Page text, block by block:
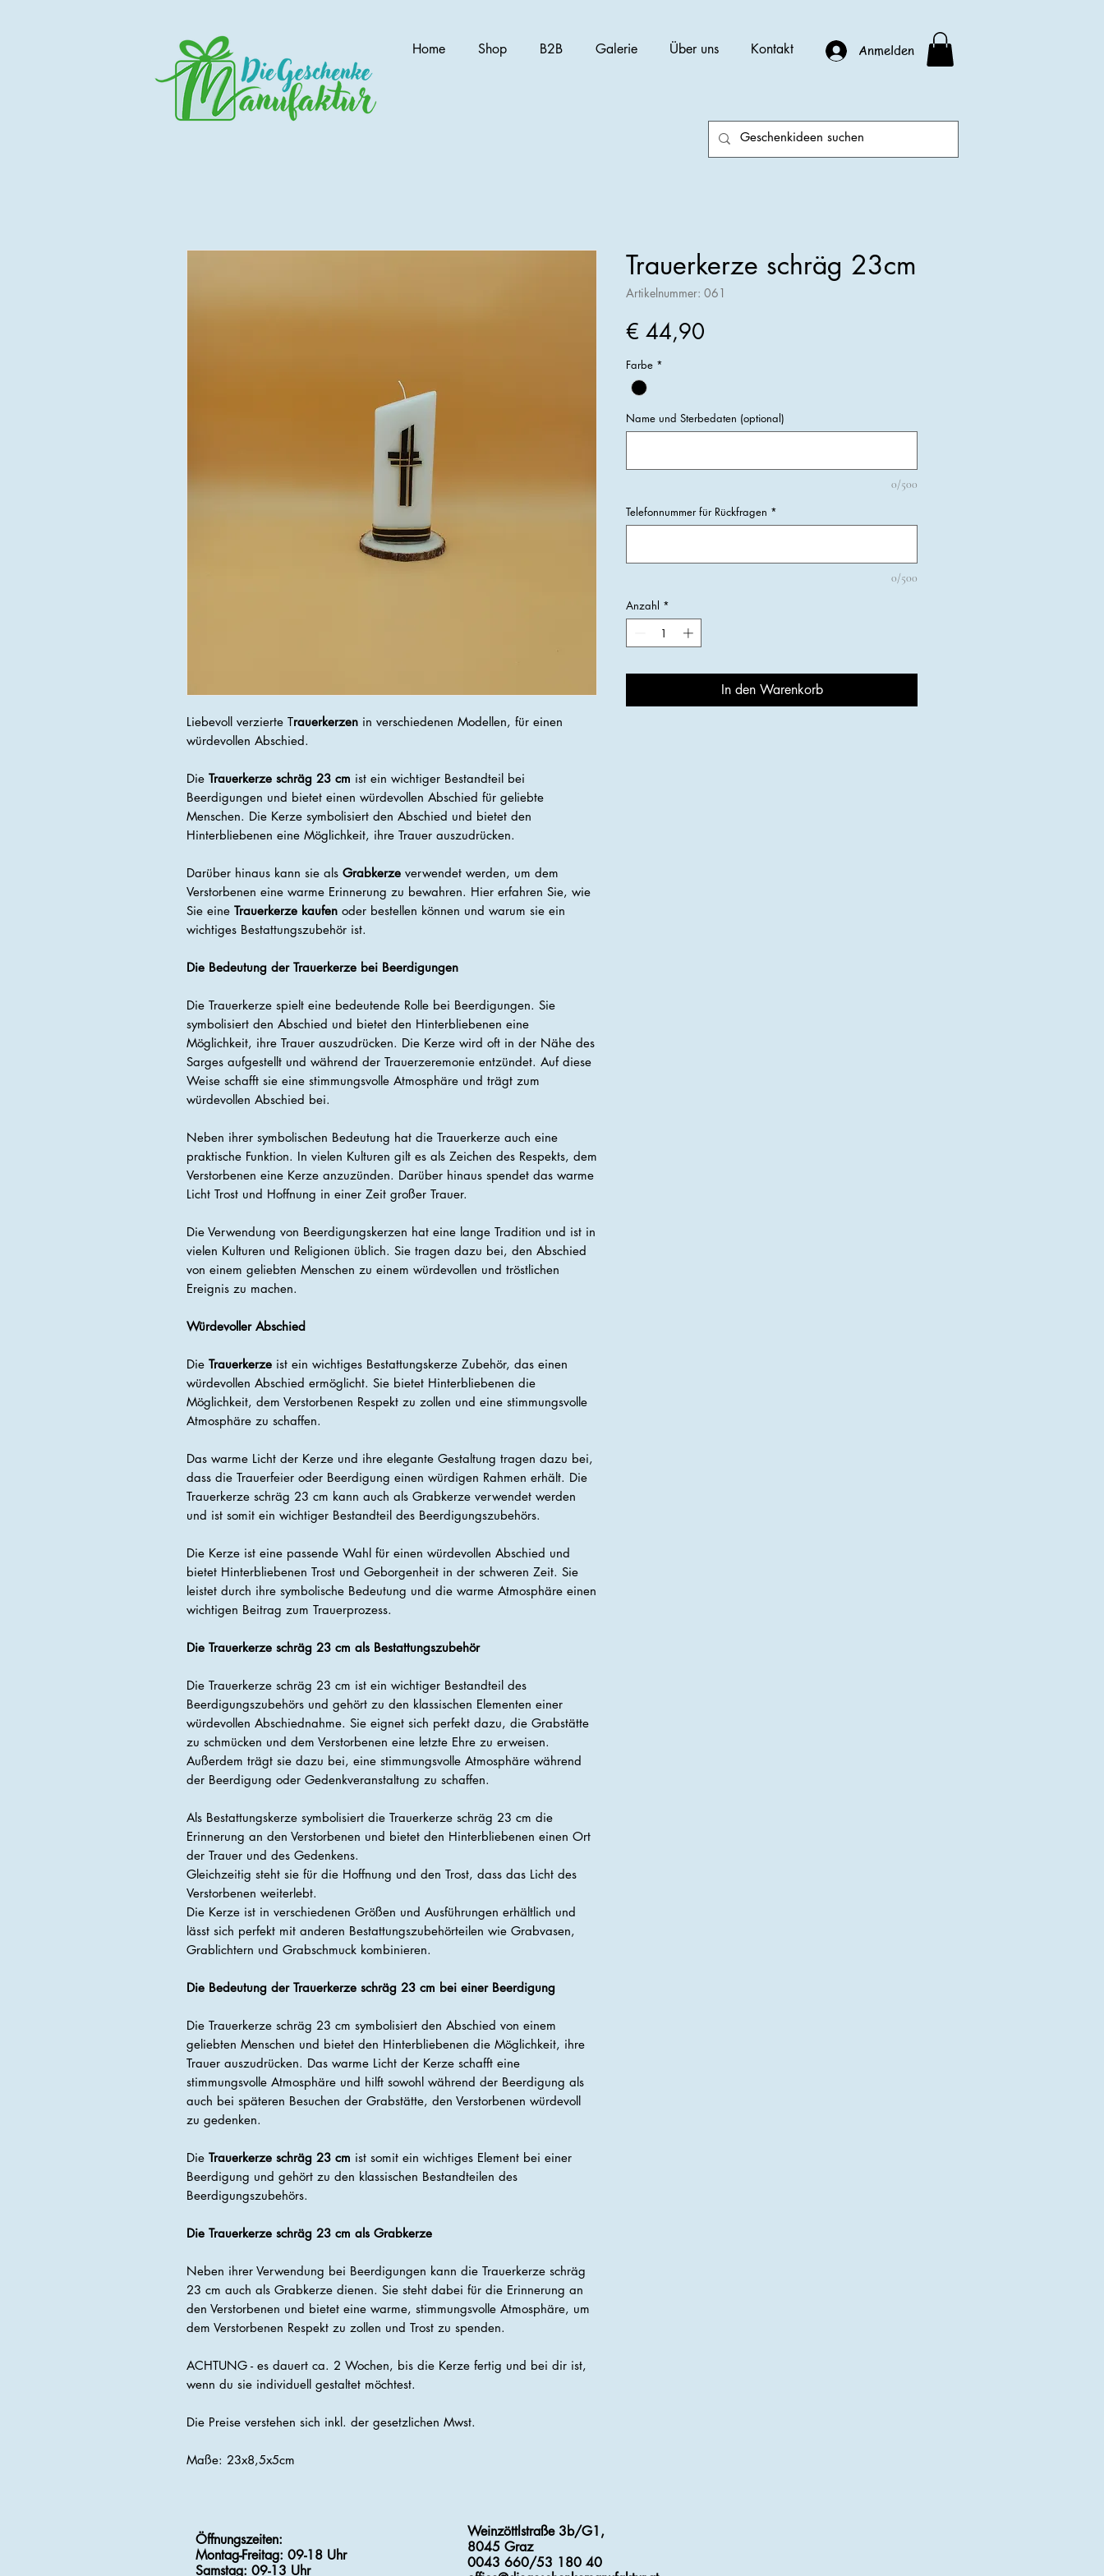
Anmelden
Home Shop B2B Galerie Über uns Kontakt
Liebevoll verzierte Trauerkerzen in verschiedenen Modellen, für einen
würdevollen Abschied.
Die Trauerkerze schräg 23 cm ist ein wichtiger Bestandteil bei
Beerdigungen und bietet einen würdevollen Abschied für geliebte
Menschen. Die Kerze symbolisiert den Abschied und bietet den
Hinterbliebenen eine Möglichkeit, ihre Trauer auszudrücken.
Darüber hinaus kann sie als Grabkerze verwendet werden, um dem
Verstorbenen eine warme Erinnerung zu bewahren. Hier erfahren Sie, wie
Sie eine Trauerkerze kaufen oder bestellen können und warum sie ein
wichtiges Bestattungszubehör ist.
Die Bedeutung der Trauerkerze bei Beerdigungen
Die Trauerkerze spielt eine bedeutende Rolle bei Beerdigungen. Sie
symbolisiert den Abschied und bietet den Hinterbliebenen eine
Möglichkeit, ihre Trauer auszudrücken. Die Kerze wird oft in der Nähe des
Sarges aufgestellt und während der Trauerzeremonie entzündet. Auf diese
Weise schafft sie eine stimmungsvolle Atmosphäre und trägt zum
würdevollen Abschied bei.
Neben ihrer symbolischen Bedeutung hat die Trauerkerze auch eine
praktische Funktion. In vielen Kulturen gilt es als Zeichen des Respekts, dem
Verstorbenen eine Kerze anzuzünden. Darüber hinaus spendet das warme
Licht Trost und Hoffnung in einer Zeit großer Trauer.
Die Verwendung von Beerdigungskerzen hat eine lange Tradition und ist in
vielen Kulturen und Religionen üblich. Sie tragen dazu bei, den Abschied
von einem geliebten Menschen zu einem würdevollen und tröstlichen
Ereignis zu machen.
Würdevoller Abschied
Die Trauerkerze ist ein wichtiges Bestattungskerze Zubehör, das einen
würdevollen Abschied ermöglicht. Sie bietet Hinterbliebenen die
Möglichkeit, dem Verstorbenen Respekt zu zollen und eine stimmungsvolle
Atmosphäre zu schaffen.
Das warme Licht der Kerze und ihre elegante Gestaltung tragen dazu bei,
dass die Trauerfeier oder Beerdigung einen würdigen Rahmen erhält. Die
Trauerkerze schräg 23 cm kann auch als Grabkerze verwendet werden
und ist somit ein wichtiger Bestandteil des Beerdigungszubehörs.
Die Kerze ist eine passende Wahl für einen würdevollen Abschied und
bietet Hinterbliebenen Trost und Geborgenheit in der schweren Zeit. Sie
leistet durch ihre symbolische Bedeutung und die warme Atmosphäre einen
wichtigen Beitrag zum Trauerprozess.
Die Trauerkerze schräg 23 cm als Bestattungszubehör
Die Trauerkerze schräg 23 cm ist ein wichtiger Bestandteil des
Beerdigungszubehörs und gehört zu den klassischen Elementen einer
würdevollen Abschiednahme. Sie eignet sich perfekt dazu, die Grabstätte
zu schmücken und dem Verstorbenen eine letzte Ehre zu erweisen.
Außerdem trägt sie dazu bei, eine stimmungsvolle Atmosphäre während
der Beerdigung oder Gedenkveranstaltung zu schaffen.
Als Bestattungskerze symbolisiert die Trauerkerze schräg 23 cm die
Erinnerung an den Verstorbenen und bietet den Hinterbliebenen einen Ort
der Trauer und des Gedenkens.
Gleichzeitig steht sie für die Hoffnung und den Trost, dass das Licht des
Verstorbenen weiterlebt.
Die Kerze ist in verschiedenen Größen und Ausführungen erhältlich und
lässt sich perfekt mit anderen Bestattungszubehörteilen wie Grabvasen,
Grablichtern und Grabschmuck kombinieren.
Die Bedeutung der Trauerkerze schräg 23 cm bei einer Beerdigung
Die Trauerkerze schräg 23 cm symbolisiert den Abschied von einem
geliebten Menschen und bietet den Hinterbliebenen die Möglichkeit, ihre
Trauer auszudrücken. Das warme Licht der Kerze schafft eine
stimmungsvolle Atmosphäre und hilft sowohl während der Beerdigung als
auch bei späteren Besuchen der Grabstätte, den Verstorbenen würdevoll
zu gedenken.
Die Trauerkerze schräg 23 cm ist somit ein wichtiges Element bei einer
Beerdigung und gehört zu den klassischen Bestandteilen des
Beerdigungszubehörs.
Die Trauerkerze schräg 23 cm als Grabkerze
Neben ihrer Verwendung bei Beerdigungen kann die Trauerkerze schräg
23 cm auch als Grabkerze dienen. Sie steht dabei für die Erinnerung an
den Verstorbenen und bietet eine warme, stimmungsvolle Atmosphäre, um
dem Verstorbenen Respekt zu zollen und Trost zu spenden.
ACHTUNG - es dauert ca. 2 Wochen, bis die Kerze fertig und bei dir ist,
wenn du sie individuell gestaltet möchtest.
Die Preise verstehen sich inkl. der gesetzlichen Mwst.
Maße: 23x8,5x5cm
Trauerkerze schräg 23cm
Artikelnummer: 061
€ 44,90
Farbe *
Name und Sterbedaten (optional)
0/500
Telefonnummer für Rückfragen *
0/500
Anzahl *
In den Warenkorb
Öffnungszeiten:
Montag-Freitag: 09-18 Uhr
Samstag: 09-13 Uhr
Weinzöttlstraße 3b/G1,
8045 Graz
0043 660/53 180 40